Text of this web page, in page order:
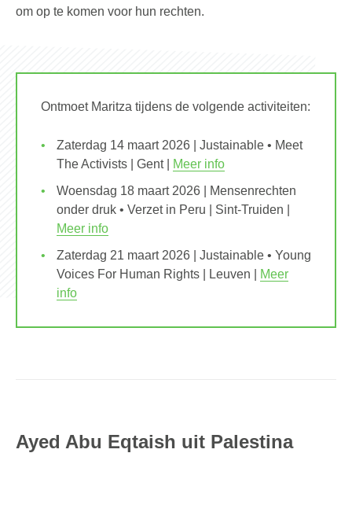
om op te komen voor hun rechten.
Ontmoet Maritza tijdens de volgende activiteiten:
Zaterdag 14 maart 2026 | Justainable • Meet
The Activists | Gent |
Meer info
Woensdag 18 maart 2026 | Mensenrechten
onder druk • Verzet in Peru | Sint-Truiden |
Meer info
Zaterdag 21 maart 2026 | Justainable • Young
Voices For Human Rights | Leuven |
Meer
info
Ayed Abu Eqtaish uit Palestina